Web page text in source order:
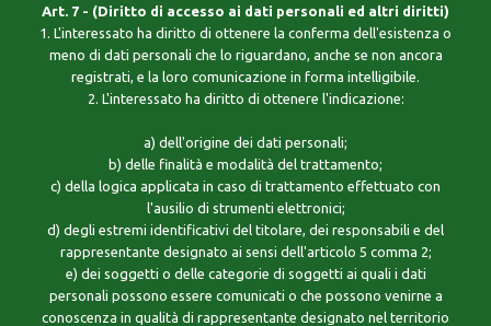
Art. 7 - (Diritto di accesso ai dati personali ed altri diritti)
1. L'interessato ha diritto di ottenere la conferma dell'esistenza o
meno di dati personali che lo riguardano, anche se non ancora
registrati, e la loro comunicazione in forma intelligibile.
2. L'interessato ha diritto di ottenere l'indicazione:
a) dell'origine dei dati personali;
b) delle finalità e modalità del trattamento;
c) della logica applicata in caso di trattamento effettuato con
l'ausilio di strumenti elettronici;
d) degli estremi identificativi del titolare, dei responsabili e del
rappresentante designato ai sensi dell'articolo 5 comma 2;
e) dei soggetti o delle categorie di soggetti ai quali i dati
personali possono essere comunicati o che possono venirne a
conoscenza in qualità di rappresentante designato nel territorio